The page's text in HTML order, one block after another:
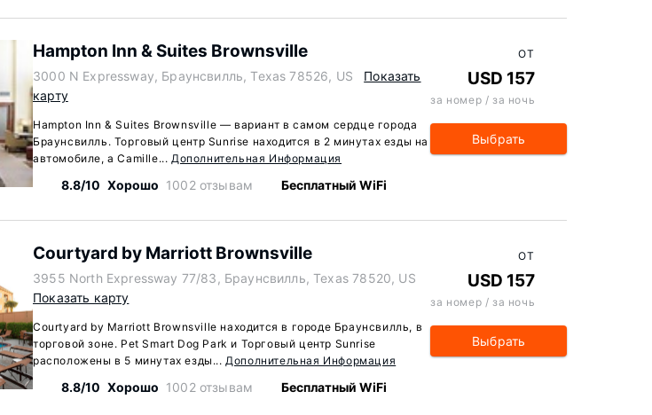
Hampton Inn & Suites Brownsville
3000 N Expressway, Браунсвилль, Texas 78526, US
Показать
карту
Hampton Inn & Suites Brownsville — вариант в самом сердце города
Браунсвилль. Торговый центр Sunrise находится в 2 минутах езды на
автомобиле, а Camille... Дополнительная Информация
8.8/10 Хорошо 1002 отзывам Бесплатный WiFi
ОТ
USD 157
за номер / за ночь
Выбрать
Courtyard by Marriott Brownsville
3955 North Expressway 77/83, Браунсвилль, Texas 78520, US
Показать карту
Courtyard by Marriott Brownsville находится в городе Браунсвилль, в
торговой зоне. Pet Smart Dog Park и Торговый центр Sunrise
расположены в 5 минутах езды...Дополнительная Информация
8.8/10 Хорошо 1002 отзывам Бесплатный WiFi
ОТ
USD 157
за номер / за ночь
Выбрать